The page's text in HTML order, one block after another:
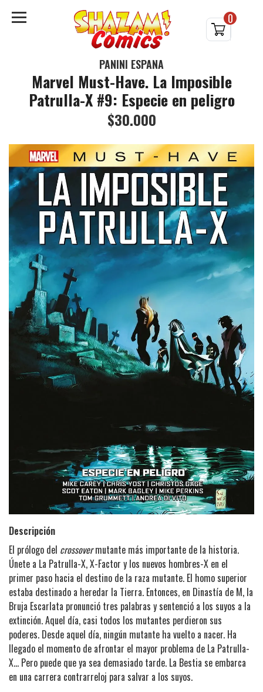
0
PANINI ESPAÑA
Marvel Must-Have. La Imposible
Patrulla-X #9: Especie en peligro
$30.000
Descripción
El prólogo del crossovermutante más importante de la historia.
Únete a La Patrulla-X, X-Factor y los nuevos hombres-X en el
primer paso hacia el destino de la raza mutante. El homo superior
estaba destinado a heredar la Tierra. Entonces, en Dinastía de M, la
Bruja Escarlata pronunció tres palabras y sentenció a los suyos a la
extinción. Aquel día, casi todos los mutantes perdieron sus
poderes. Desde aquel día, ningún mutante ha vuelto a nacer. Ha
llegado el momento de afrontar el mayor problema de La Patrulla-
X... Pero puede que ya sea demasiado tarde. La Bestia se embarca
en una carrera contrarreloj para salvar a los suyos.